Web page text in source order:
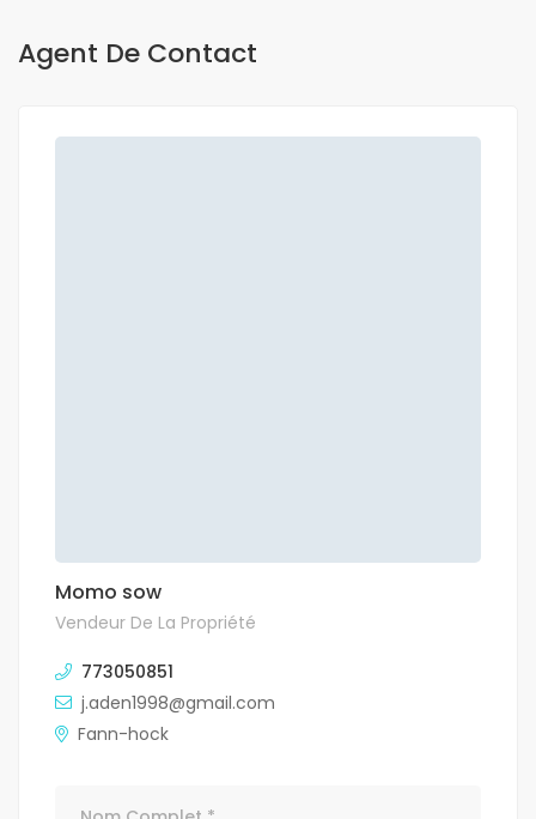
Agent De Contact
Momo sow
Vendeur De La Propriété
773050851
j.aden1998@gmail.com
Fann-hock